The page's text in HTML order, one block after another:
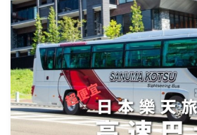
AdobeCC｜企業版
Photoshop價格
Illustrator價格
Premiere價格
Acrobat Pro價格